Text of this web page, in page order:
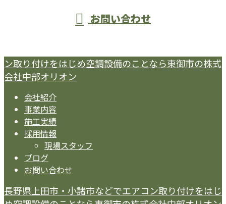
お問い合わせ
ン取り付けをはじめ空調設備のことなら東御市の株式
会社中部オリオン
会社紹介
事業内容
施工実績
採用情報
現場スタッフ
ブログ
お問い合わせ
長野県上田市・小諸市などでエアコン取り付けをはじ